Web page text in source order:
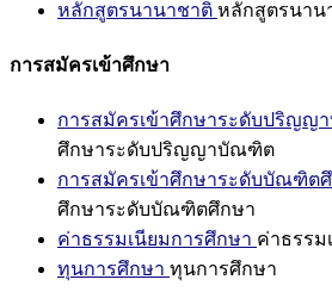
หลักสูตรนานาชาติ หลักสูตรนาน
การสมัครเข้าศึกษา
การสมัครเข้าศึกษาระดับปริญญ
ศึกษาระดับปริญญาบัณฑิต
การสมัครเข้าศึกษาระดับบัณฑิต
ศึกษาระดับบัณฑิตศึกษา
ค่าธรรมเนียมการศึกษา ค่าธรรม
ทุนการศึกษา ทุนการศึกษา